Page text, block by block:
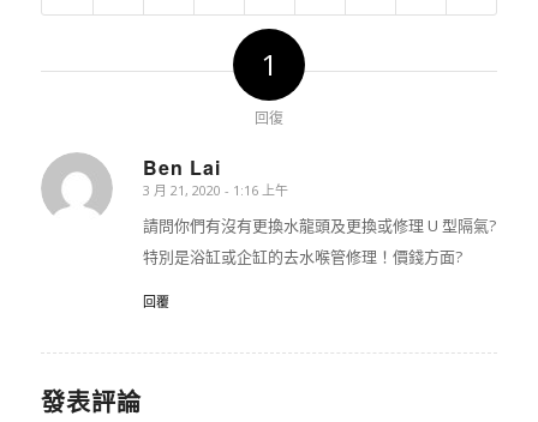
1
回復
Ben Lai
says:
3 月 21, 2020 - 1:16 上午
請問你們有沒有更換水龍頭及更換或修理 U 型隔氣?
特別是浴缸或企缸的去水喉管修理！價錢方面?
回覆
發表評論